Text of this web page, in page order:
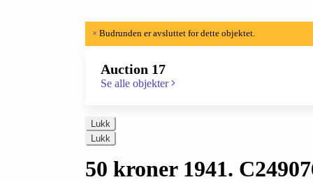
× Budrunden er avsluttet for dette objektet.
Auction 17
Se alle objekter
Lukk
Lukk
50 kroner 1941.